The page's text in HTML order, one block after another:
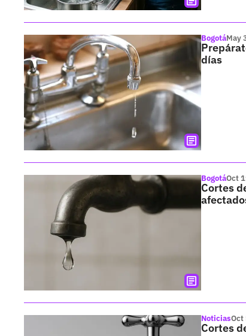
BogotáMay
días
BogotáOct
Cortes
NoticiasOct
Cortes